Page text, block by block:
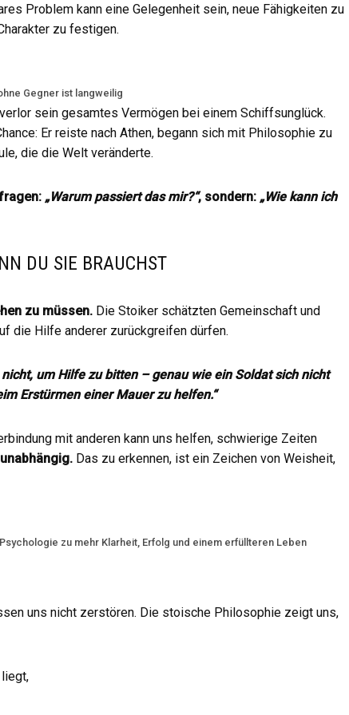
Problem kann eine Gelegenheit sein, neue Fähigkeiten zu
zu festigen.
Gegner ist langweilig
sein gesamtes Vermögen bei einem Schiffsunglück.
Er reiste nach Athen, begann sich mit Philosophie zu
die die Welt veränderte.
„Warum passiert das mir?“, sondern: „Wie kann ich
DU SIE BRAUCHST
zu müssen. Die Stoiker schätzten Gemeinschaft und
die Hilfe anderer zurückgreifen dürfen.
nicht, um Hilfe zu bitten – genau wie ein Soldat sich nicht
Erstürmen einer Mauer zu helfen.“
mit anderen kann uns helfen, schwierige Zeiten
Das zu erkennen, ist ein Zeichen von Weisheit,
zu mehr Klarheit, Erfolg und einem erfüllteren Leben
uns nicht zerstören. Die stoische Philosophie zeigt uns,